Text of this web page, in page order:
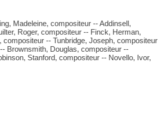
Madeleine, compositeur -- Addinsell,
Roger, compositeur -- Finck, Herman,
-- Tunbridge, Joseph, compositeur
Brownsmith, Douglas, compositeur --
Stanford, compositeur -- Novello, Ivor,